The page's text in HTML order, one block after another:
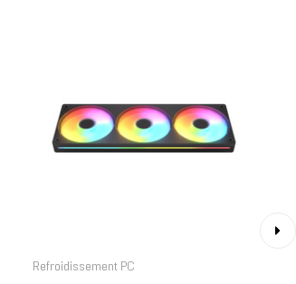
Refroidissement PC